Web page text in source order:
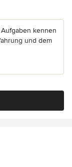
kennen
und dem